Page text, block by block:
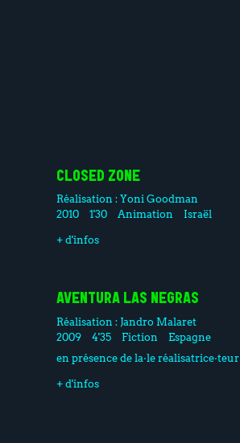
CLOSED ZONE
Réalisation :Yoni Goodman
2010
1'30 Animation Israël
+ d'infos
AVENTURA LAS NEGRAS
Réalisation : Jandro Malaret
2009
4'35 Fiction
Espagne
en présence de la·le réalisatrice·teur
+ d'infos